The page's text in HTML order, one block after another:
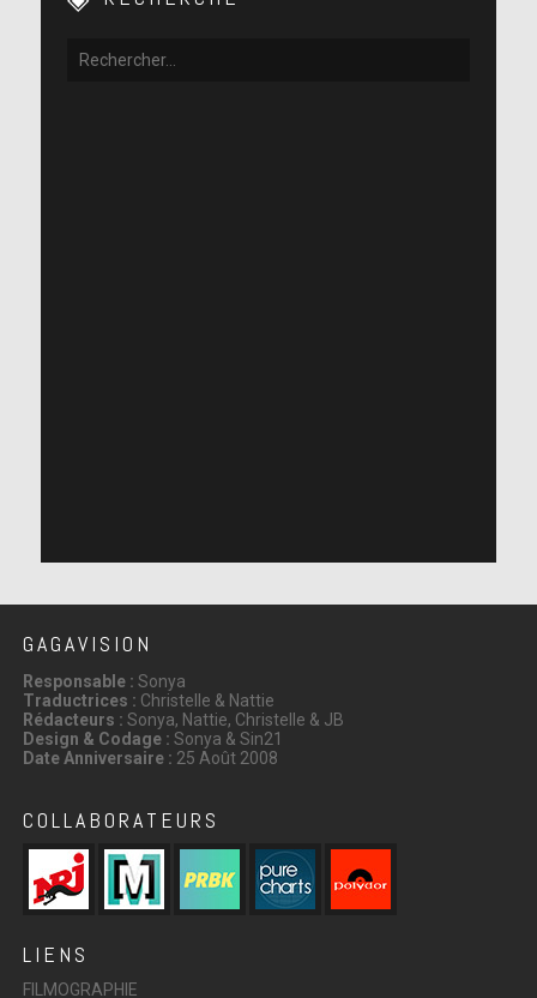
GAGAVISION
Responsable : Sonya
Traductrices : Christelle & Nattie
Rédacteurs : Sonya, Nattie, Christelle & JB
Design & Codage : Sonya & Sin21
Date Anniversaire : 25 Août 2008
COLLABORATEURS
LIENS
FILMOGRAPHIE